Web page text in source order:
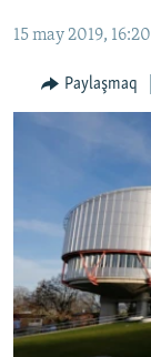
İNSAN AQLARI
VİDEO
Русский
Українською
15 may 2019, 16:20
Paylaşmaq